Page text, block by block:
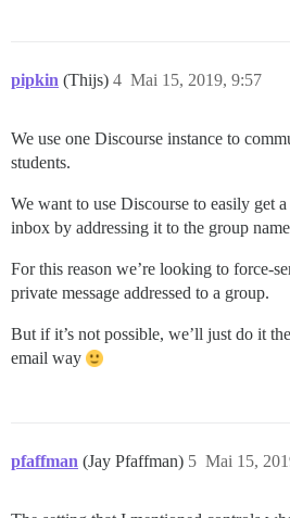
pipkin (Thijs) Mai 15, 2019, 9:57
4
We use one Discourse instance to
students.
We want to use Discourse to easily get
inbox by addressing it to the group
For this reason we’re looking to force-
private message addressed to a group.
But if it’s not possible, we’ll just do it
email way
pfaffman (Jay Pfaffman) Mai 15,
5